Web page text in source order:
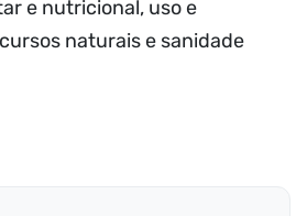
e nutricional, uso e
naturais e sanidade